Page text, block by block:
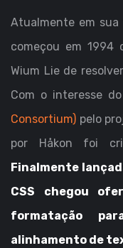
Atualmente em sua
começou em 1994
Wium Lie de
Com o interesse
Consortium) pelo
por Håkon foi
Finalmente
CSS chegou
formatação
alinhamento de